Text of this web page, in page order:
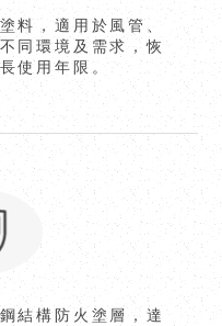
料，適用於風管、
同環境及需求，恢
使用年限。
結構防火塗層，達